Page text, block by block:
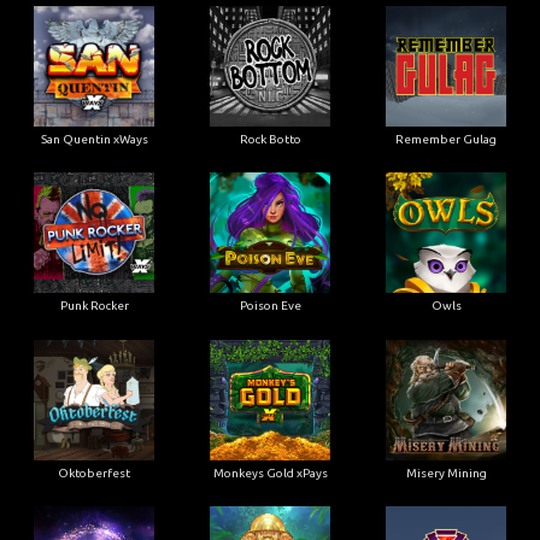
San Quentin xWays Rock Botto Remember Gulag
Punk Rocker Poison Eve Owls
Oktoberfest Monkeys Gold xPays Misery Mining